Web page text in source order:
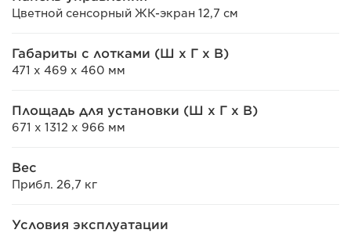
Цветной сенсорный ЖК-экран 12,7 см
Габариты с лотками (Ш x Г x В)
471 x 469 x 460 мм
Площадь для установки (Ш x Г x В)
671 x 1312 x 966 мм
Вес
Прибл. 26,7 кг
Условия эксплуатации